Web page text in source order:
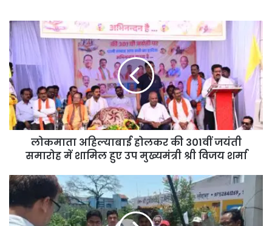
लोकमाता अहिल्याबाई होलकर की 301वीं जयंती
समारोह में शामिल हुए उप मुख्यमंत्री श्री विजय शर्मा